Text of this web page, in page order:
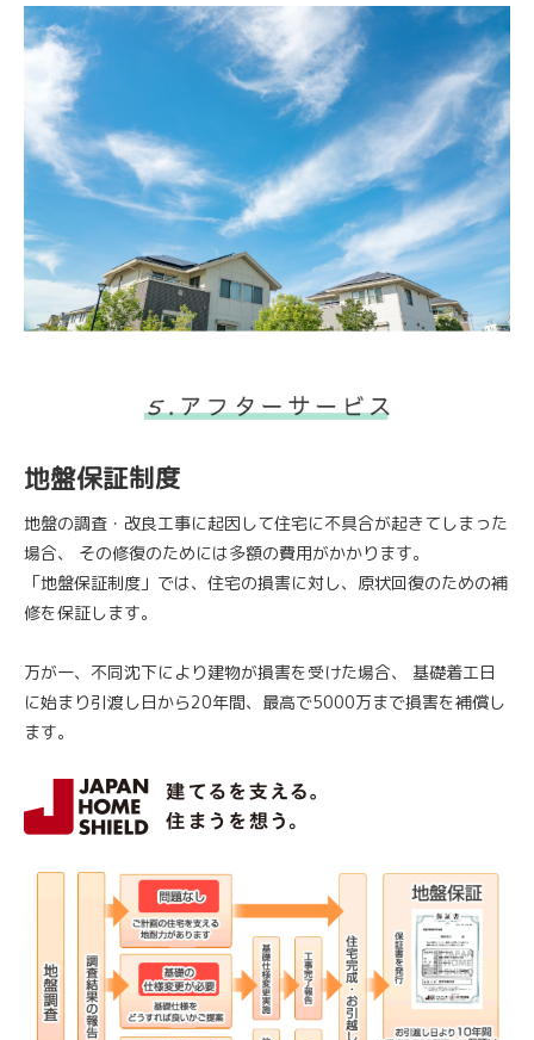
地盤保証制度
地盤の調査・改良工事に起因して住宅に不具合が起きてしまった
場合、
その修復のためには多額の費用がかかります。
「地盤保証制度」では、住宅の損害に対し、原状回復のための補
修を保証します。
万が一、不同沈下により建物が損害を受けた場合、
基礎着工日
に始まり引渡し日から20年間、最高で5000万まで損害を補償し
ます。